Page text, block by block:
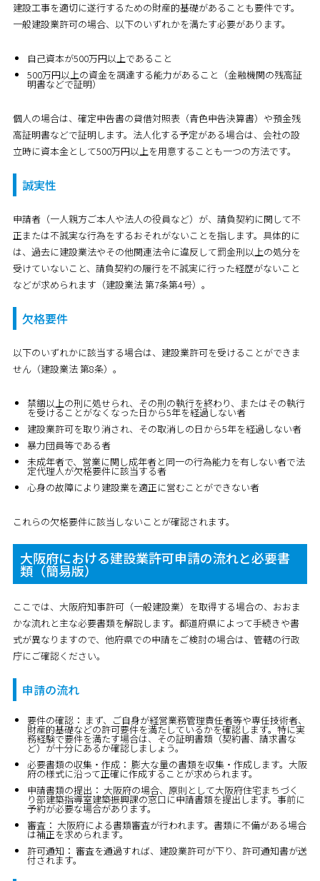
建設工事を適切に遂行するための財産的基礎があることも要件です。
一般建設業許可の場合、以下のいずれかを満たす必要があります。
自己資本が500万円以上であること
500万円以上の資金を調達する能力があること（金融機関の残高証
明書などで証明）
個人の場合は、確定申告書の貸借対照表（青色申告決算書）や預金残
高証明書などで証明します。法人化する予定がある場合は、会社の設
立時に資本金として500万円以上を用意することも一つの方法です。
誠実性
申請者（一人親方ご本人や法人の役員など）が、請負契約に関して不
正または不誠実な行為をするおそれがないことを指します。具体的に
は、過去に建設業法やその他関連法令に違反して罰金刑以上の処分を
受けていないこと、請負契約の履行を不誠実に行った経歴がないこと
などが求められます（建設業法 第7条第4号）。
欠格要件
以下のいずれかに該当する場合は、建設業許可を受けることができま
せん（建設業法 第8条）。
禁錮以上の刑に処せられ、その刑の執行を終わり、またはその執行
を受けることがなくなった日から5年を経過しない者
建設業許可を取り消され、その取消しの日から5年を経過しない者
暴力団員等である者
未成年者で、営業に関し成年者と同一の行為能力を有しない者で法
定代理人が欠格要件に該当する者
心身の故障により建設業を適正に営むことができない者
これらの欠格要件に該当しないことが確認されます。
大阪府における建設業許可申請の流れと必要書
類（簡易版）
ここでは、大阪府知事許可（一般建設業）を取得する場合の、おおま
かな流れと主な必要書類を解説します。都道府県によって手続きや書
式が異なりますので、他府県での申請をご検討の場合は、管轄の行政
庁にご確認ください。
申請の流れ
要件の確認： まず、ご自身が経営業務管理責任者等や専任技術者、
財産的基礎などの許可要件を満たしているかを確認します。特に実
務経験で要件を満たす場合は、その証明書類（契約書、請求書な
ど）が十分にあるか確認しましょう。
必要書類の収集・作成： 膨大な量の書類を収集・作成します。大阪
府の様式に沿って正確に作成することが求められます。
申請書類の提出： 大阪府の場合、原則として大阪府住宅まちづく
り部建築指導室建築振興課の窓口に申請書類を提出します。事前に
予約が必要な場合があります。
審査： 大阪府による書類審査が行われます。書類に不備がある場合
は補正を求められます。
許可通知： 審査を通過すれば、建設業許可が下り、許可通知書が送
付されます。